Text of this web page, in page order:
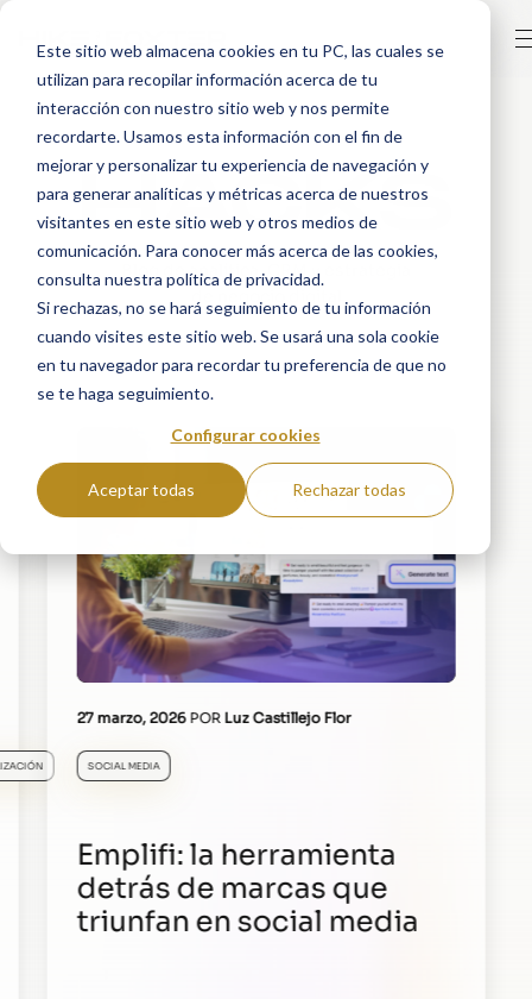
Este sitio web almacena cookies en tu PC, las cuales se
utilizan para recopilar información acerca de tu
interacción con nuestro sitio web y nos permite
recordarte. Usamos esta información con el fin de
mejorar y personalizar tu experiencia de navegación y
para generar analíticas y métricas acerca de nuestros
visitantes en este sitio web y otros medios de
comunicación. Para conocer más acerca de las cookies,
consulta nuestra política de privacidad.
Si rechazas, no se hará seguimiento de tu información
cuando visites este sitio web. Se usará una sola cookie
en tu navegador para recordar tu preferencia de que no
se te haga seguimiento.
Configurar cookies
Aceptar todas Rechazar todas
HACKS
Blog de analítica, CRM y estrategia
27 marzo, 2026POR Luz Castillejo Flor
SOCIAL MEDIA
Emplifi: la herramienta
detrás de marcas que
triunfan en social media